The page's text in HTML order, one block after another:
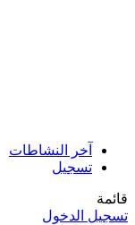
آخر النشاطات
تسجيل
قائمة
تسجيل الدخول